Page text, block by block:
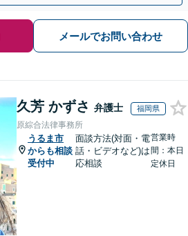
メールでお問い合わせ
久芳 かずさ 弁護士 福岡県
原綜合法律事務所
うるま市
からも相談
受付中
面談方法(対面・電
話・ビデオなど)は
応相談
営業時
間：本日
定休日